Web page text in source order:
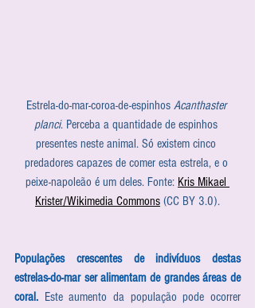
Estrela-do-mar-coroa-de-espinhos Acanthaster
planci. Perceba a quantidade de espinhos
presentes neste animal. Só existem cinco
predadores capazes de comer esta estrela, e o
peixe-napoleão é um deles. Fonte: Kris Mikael
Krister/Wikimedia Commons (CC BY 3.0).
Populações crescentes de indivíduos destas
estrelas-do-mar ser alimentam de grandes áreas de
coral. Este aumento da população pode ocorrer